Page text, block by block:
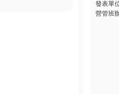
發表單
營管班